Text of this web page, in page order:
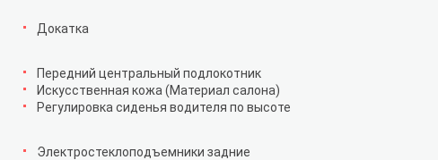
Докатка
Передний центральный подлокотник
Искусственная кожа (Материал салона)
Регулировка сиденья водителя по высоте
Электростеклоподъемники задние